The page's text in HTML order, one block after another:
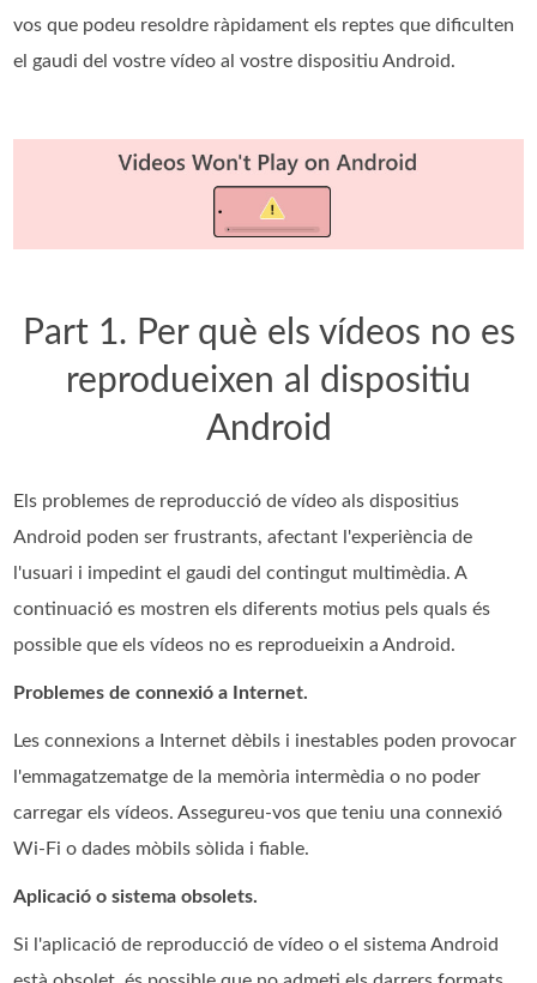
vos que podeu resoldre ràpidament els reptes que dificulten
el gaudi del vostre vídeo al vostre dispositiu Android.
Part 1. Per què els vídeos no es
reprodueixen al dispositiu
Android
Els problemes de reproducció de vídeo als dispositius
Android poden ser frustrants, afectant l'experiència de
l'usuari i impedint el gaudi del contingut multimèdia. A
continuació es mostren els diferents motius pels quals és
possible que els vídeos no es reprodueixin a Android.
Problemes de connexió a Internet.
Les connexions a Internet dèbils i inestables poden provocar
l'emmagatzematge de la memòria intermèdia o no poder
carregar els vídeos. Assegureu-vos que teniu una connexió
Wi-Fi o dades mòbils sòlida i fiable.
Aplicació o sistema obsolets.
Si l'aplicació de reproducció de vídeo o el sistema Android